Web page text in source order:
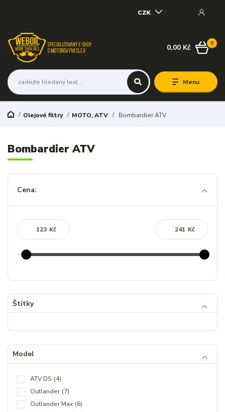
Menu
CZK
0
0,00 Kč
Olejové filtry MOTO, ATV Bombardier ATV
Bombardier ATV
Cena:
Kč Kč
Štítky
Model
ATV DS (4)
Outlander (7)
Outlander Max (6)